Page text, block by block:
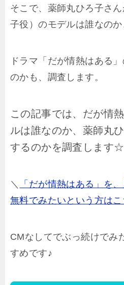
そこで、薬師丸ひろ子さ
子役）のモデルは誰なの
ドラマ「だが情熱はある
のかも、調査します。
この記事では、だが情
ルは誰なのか、薬師丸
するのかを調査します☆
＼
「だが情熱はある」を
無料でみたいという方はこ
CMなしてでぶっ続けでみ
すめです♪